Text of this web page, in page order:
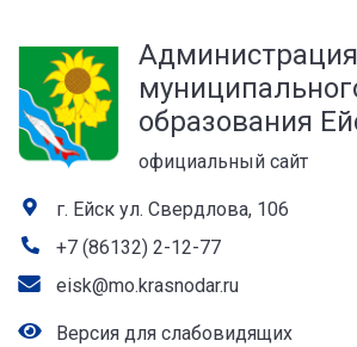
Администрация
образования
официальный сайт
г. Ейск ул. Свердлова, 106
+7 (86132) 2-12-77
eisk@mo.krasnodar.ru
Версия для слабовидящих